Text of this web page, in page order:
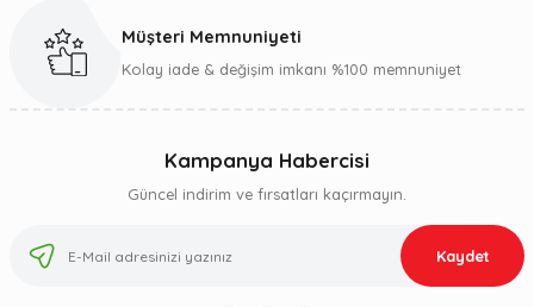
Müşteri Memnuniyeti
Kolay iade & değişim imkanı %100 memnuniyet
Kampanya Habercisi
Güncel indirim ve fırsatları kaçırmayın.
Kaydet